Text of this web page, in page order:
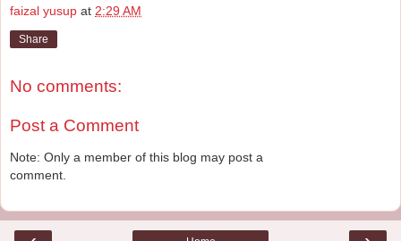
faizal yusup at 2:29 AM
Share
No comments:
Post a Comment
Note: Only a member of this blog may post a
comment.